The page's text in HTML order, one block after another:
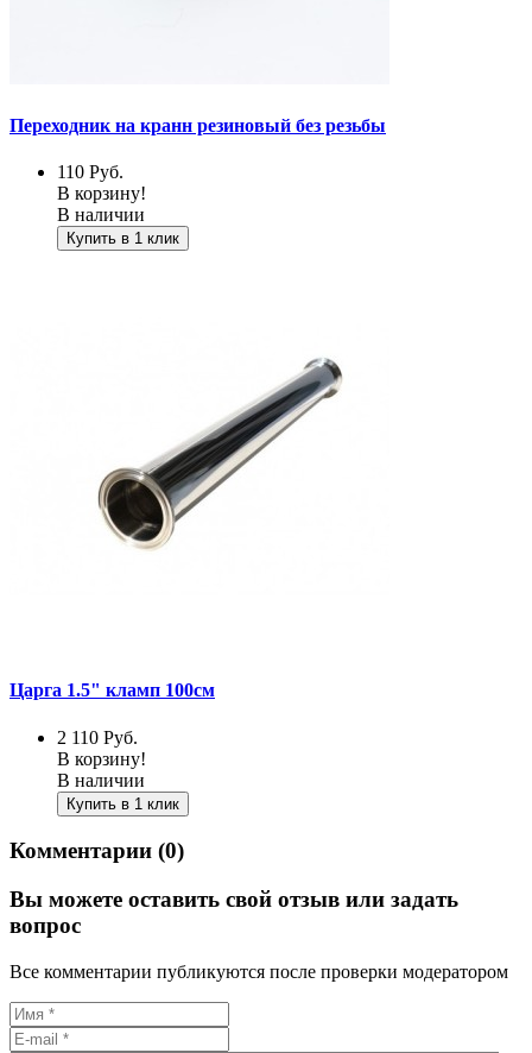
Переходник на кранн резиновый без резьбы
110 Руб.
В корзину!
В наличии
Купить в 1 клик
Царга 1.5" кламп 100см
2 110 Руб.
В корзину!
В наличии
Купить в 1 клик
Комментарии (0)
Вы можете оставить свой отзыв или задать
вопрос
Все комментарии публикуются после проверки модератором